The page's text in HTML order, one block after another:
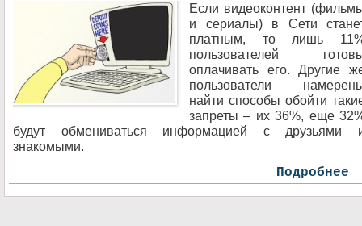
Если видеоконтент
и сериалы) в Сети
платным, то лишь
пользователей
оплачивать его. Другие
пользователи
найти способы обойти
запреты – их 36%, еще
будут обмениваться информацией с друзьями
знакомыми.
Подробнее